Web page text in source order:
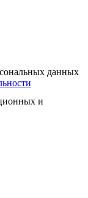
данных
и